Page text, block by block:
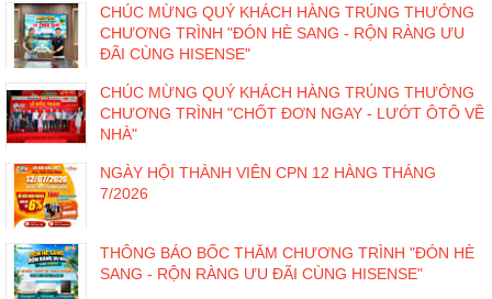
CHÚC MỪNG QUÝ KHÁCH HÀNG TRÚNG THƯỞNG
CHƯƠNG TRÌNH "ĐÓN HÈ SANG - RỘN RÀNG ƯU
ĐÃI CÙNG HISENSE"
CHÚC MỪNG QUÝ KHÁCH HÀNG TRÚNG THƯỞNG
CHƯƠNG TRÌNH "CHỐT ĐƠN NGAY - LƯỚT ÔTÔ VỀ
NHÀ"
NGÀY HỘI THÀNH VIÊN CPN 12 HÀNG THÁNG
7/2026
THÔNG BÁO BỐC THĂM CHƯƠNG TRÌNH "ĐÓN HÈ
SANG - RỘN RÀNG ƯU ĐÃI CÙNG HISENSE"